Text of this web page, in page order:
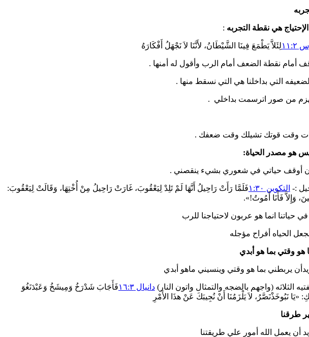
:
لِئَلاَّ يَطْمَعَ فِينَا الشَّيْطَانُ، لأَنَّنَا لاَ نَجْهَلُ أَفْكَارَهُ
أمام نقطة الضعف أمام الرب وأقول له أمنها .
التي بداخلنا هي التي نسقط منها .
من صور اترسمت بداخلي .
وقت قوتك تشيلك وقت ضعفك .
حياتي في شعوري بشيء ينقصني .
:- التكوين ١:٣٠
فَلَمَّا رَأَتْ رَاحِيلُ أَنَّهَا لَمْ تَلِدْ لِيَعْقُوبَ، غَارَتْ رَاحِيلُ مِنْ أُخْتِهَا، وَقَالَتْ لِيَعْقُوبَ:
وَإِلاَّ فَأَنَا أَمُوتُ!».
انما هو عربون لاحتياجنا للرب
الحياه أفراح مؤجله
يربطني بما هو وقتي وينسيني ماهو أبدي
الثلاثه (واجهم بالضجه والتمثال واتون النار)دانيال ١٦:٣
فَأَجَابَ شَدْرَخُ وَمِيشَخُ وَعَبْدَنَغُوَ
«يَا نَبُوخَذْنَصَّرُ، لاَ يَلْزَمُنَا أَنْ نُجِيبَكَ عَنْ هذَا الأَمْرِ
يعمل الله أمور علي طريقتنا